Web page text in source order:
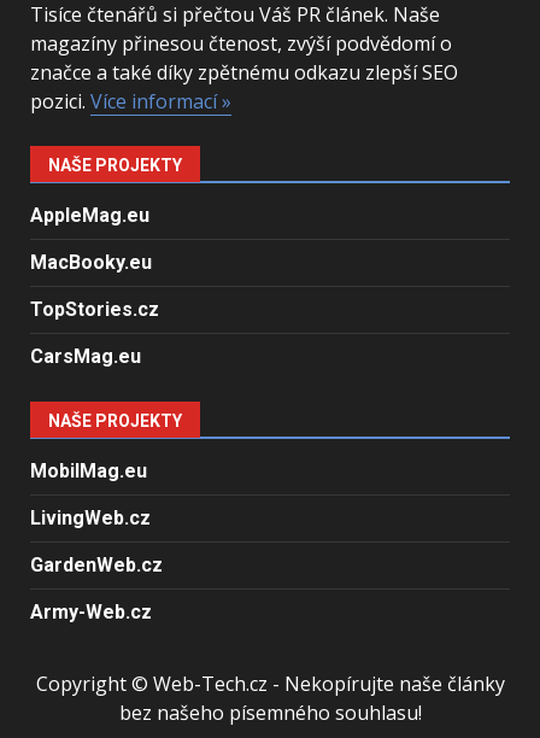
Tisíce čtenářů si přečtou Váš PR článek. Naše
magazíny přinesou čtenost, zvýší podvědomí o
značce a také díky zpětnému odkazu zlepší SEO
pozici. Více informací »
NAŠE PROJEKTY
AppleMag.eu
MacBooky.eu
TopStories.cz
CarsMag.eu
NAŠE PROJEKTY
MobilMag.eu
LivingWeb.cz
GardenWeb.cz
Army-Web.cz
Copyright © Web-Tech.cz - Nekopírujte naše články
bez našeho písemného souhlasu!